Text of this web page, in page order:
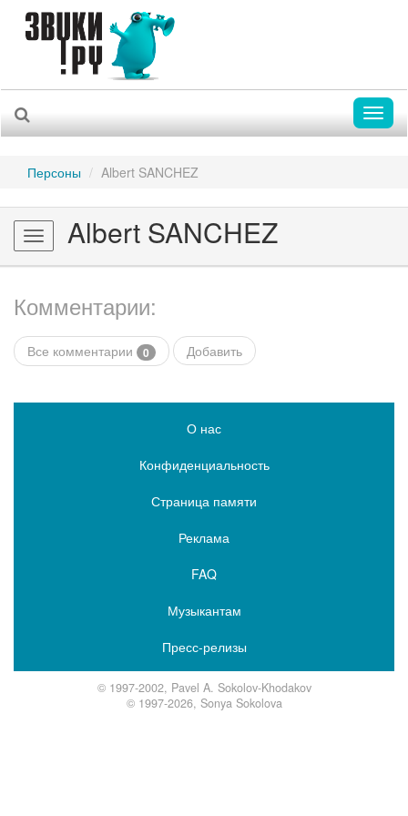
Персоны Albert SANCHEZ
Toggle
navigation
Albert SANCHEZ
Комментарии:
Все комментарии 0 Добавить
О нас
Конфиденциальность
Страница памяти
Реклама
FAQ
Музыкантам
Пресс-релизы
© 1997-2002, Pavel A. Sokolov-Khodakov
© 1997-2026, Sonya Sokolova